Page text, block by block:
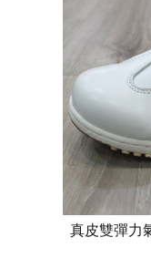
真皮雙彈力